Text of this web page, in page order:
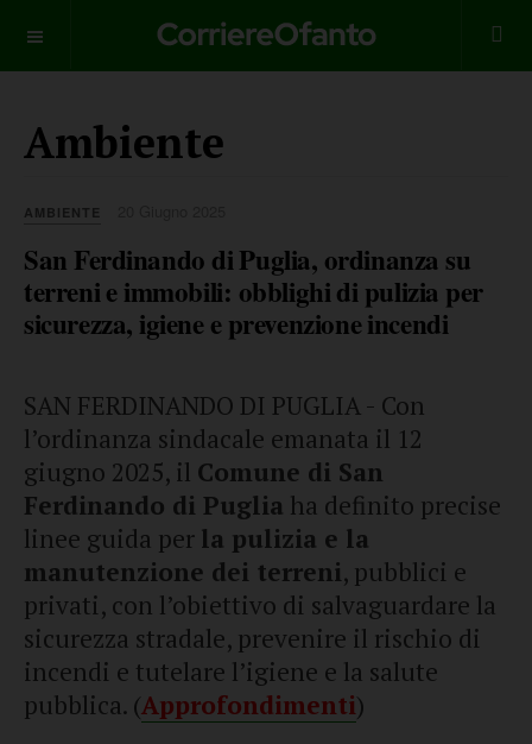
Ambiente
AMBIENTE
San Ferdinando di Puglia, ordinanza su
terreni e immobili: obblighi di pulizia per
sicurezza, igiene e prevenzione incendi
SAN FERDINANDO DI PUGLIA - Con
l’ordinanza sindacale emanata il 12
giugno 2025, il Comune di San
Ferdinando di Puglia ha definito precise
linee guida per la pulizia e la
manutenzione dei terreni, pubblici e
privati, con l’obiettivo di salvaguardare la
sicurezza stradale, prevenire il rischio di
incendi e tutelare l’igiene e la salute
pubblica. (Approfondimenti)